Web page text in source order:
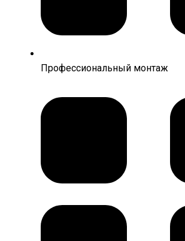
Профессиональный монтаж